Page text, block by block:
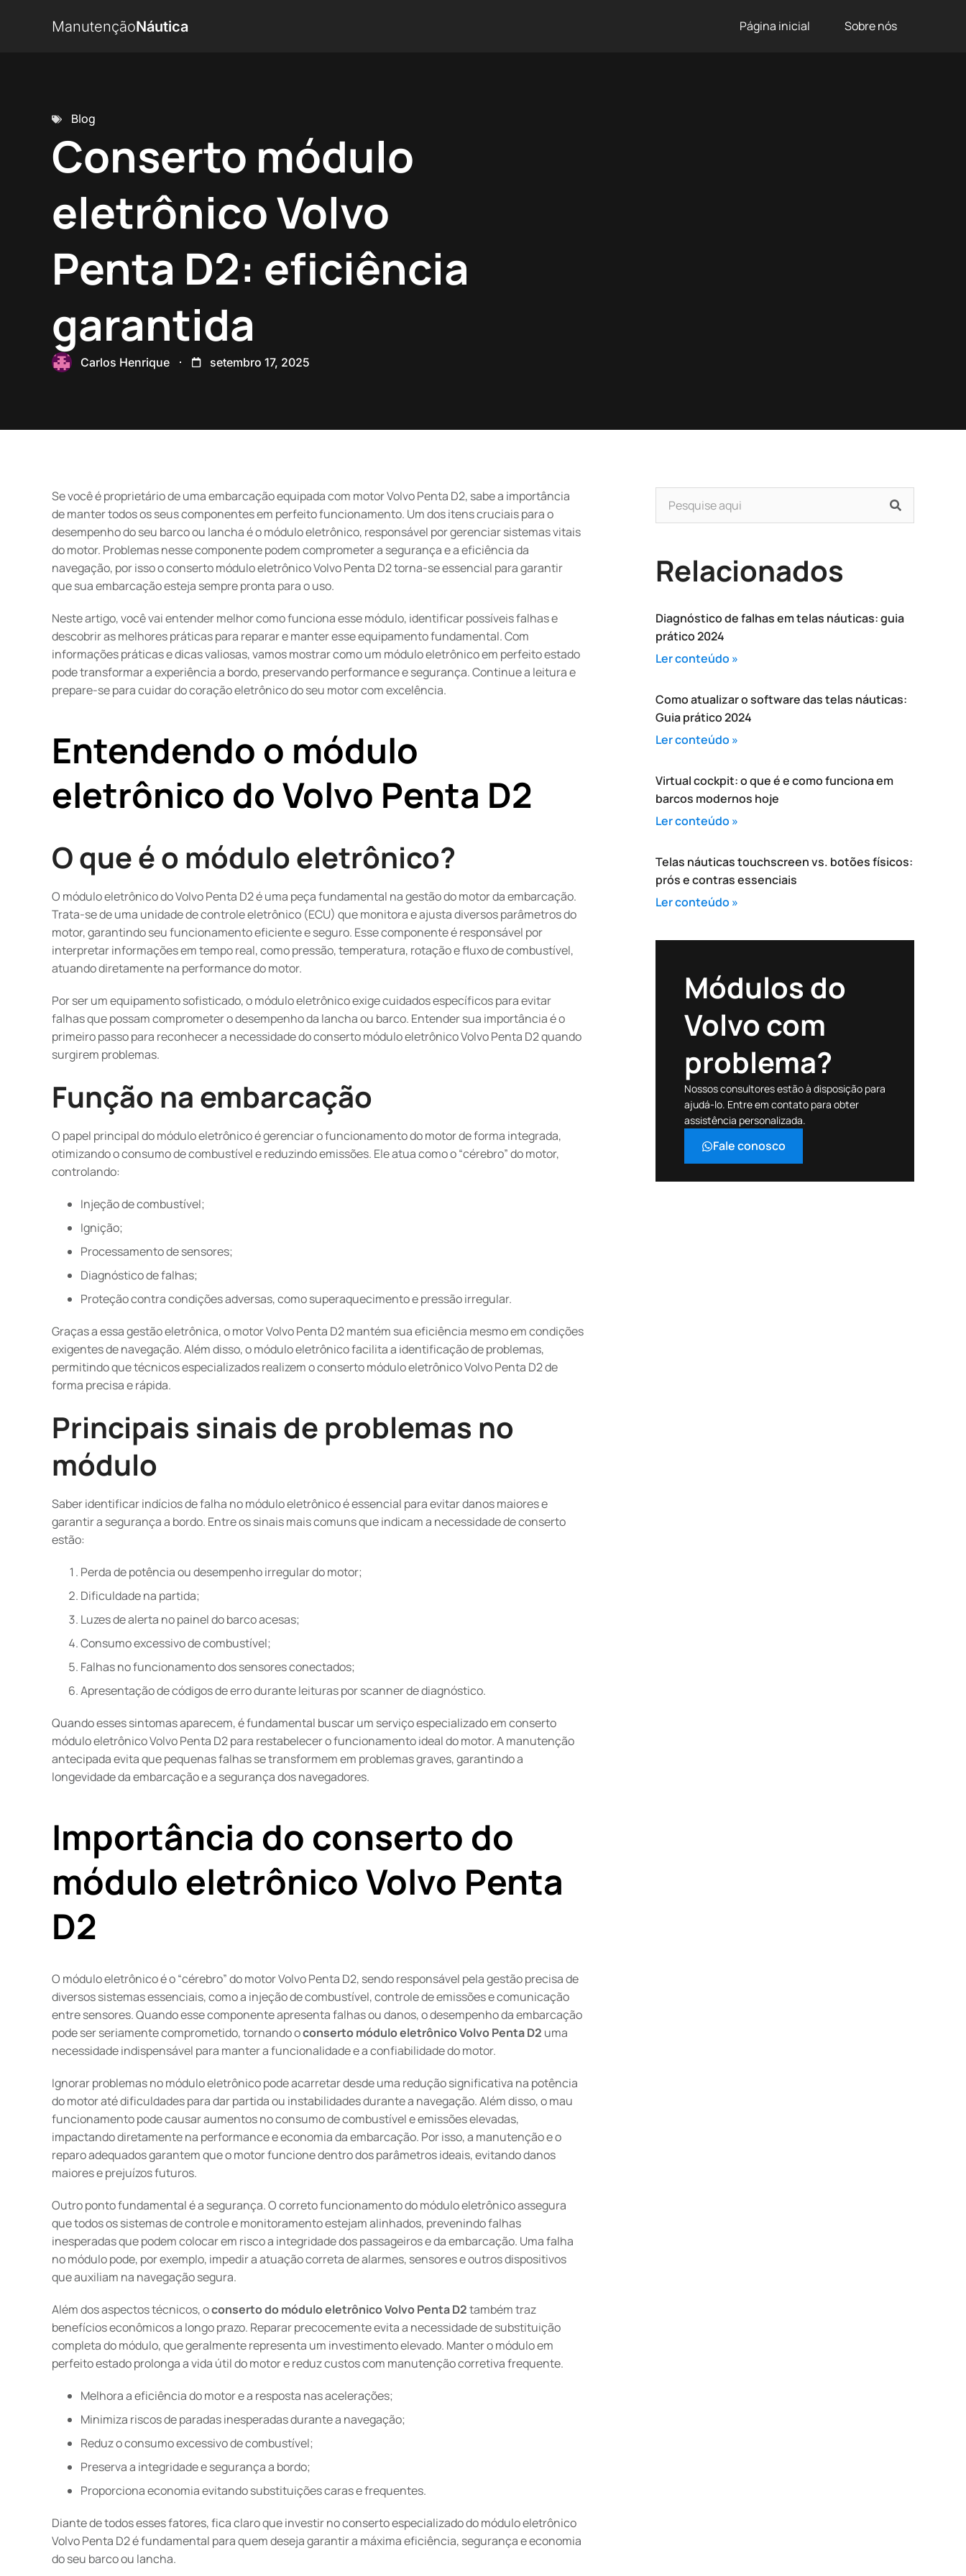
ManutençãoNáutica Página inicial Sobre nós
Blog
Conserto módulo
eletrônico Volvo
Penta D2: eficiência
garantida
Carlos Henrique setembro 17, 2025
Se você é proprietário de uma embarcação equipada com motor Volvo Penta D2, sabe a importância
de manter todos os seus componentes em perfeito funcionamento. Um dos itens cruciais para o
desempenho do seu barco ou lancha é o módulo eletrônico, responsável por gerenciar sistemas vitais
do motor. Problemas nesse componente podem comprometer a segurança e a eficiência da
navegação, por isso o conserto módulo eletrônico Volvo Penta D2 torna-se essencial para garantir
que sua embarcação esteja sempre pronta para o uso.
Neste artigo, você vai entender melhor como funciona esse módulo, identificar possíveis falhas e
descobrir as melhores práticas para reparar e manter esse equipamento fundamental. Com
informações práticas e dicas valiosas, vamos mostrar como um módulo eletrônico em perfeito estado
pode transformar a experiência a bordo, preservando performance e segurança. Continue a leitura e
prepare-se para cuidar do coração eletrônico do seu motor com excelência.
Entendendo o módulo
eletrônico do Volvo Penta D2
O que é o módulo eletrônico?
O módulo eletrônico do Volvo Penta D2 é uma peça fundamental na gestão do motor da embarcação.
Trata-se de uma unidade de controle eletrônico (ECU) que monitora e ajusta diversos parâmetros do
motor, garantindo seu funcionamento eficiente e seguro. Esse componente é responsável por
interpretar informações em tempo real, como pressão, temperatura, rotação e fluxo de combustível,
atuando diretamente na performance do motor.
Por ser um equipamento sofisticado, o módulo eletrônico exige cuidados específicos para evitar
falhas que possam comprometer o desempenho da lancha ou barco. Entender sua importância é o
primeiro passo para reconhecer a necessidade do conserto módulo eletrônico Volvo Penta D2 quando
surgirem problemas.
Função na embarcação
O papel principal do módulo eletrônico é gerenciar o funcionamento do motor de forma integrada,
otimizando o consumo de combustível e reduzindo emissões. Ele atua como o “cérebro” do motor,
controlando:
Injeção de combustível;
Ignição;
Processamento de sensores;
Diagnóstico de falhas;
Proteção contra condições adversas, como superaquecimento e pressão irregular.
Graças a essa gestão eletrônica, o motor Volvo Penta D2 mantém sua eficiência mesmo em condições
exigentes de navegação. Além disso, o módulo eletrônico facilita a identificação de problemas,
permitindo que técnicos especializados realizem o conserto módulo eletrônico Volvo Penta D2 de
forma precisa e rápida.
Principais sinais de problemas no
módulo
Saber identificar indícios de falha no módulo eletrônico é essencial para evitar danos maiores e
garantir a segurança a bordo. Entre os sinais mais comuns que indicam a necessidade de conserto
estão:
Perda de potência ou desempenho irregular do motor;
Dificuldade na partida;
Luzes de alerta no painel do barco acesas;
Consumo excessivo de combustível;
Falhas no funcionamento dos sensores conectados;
Apresentação de códigos de erro durante leituras por scanner de diagnóstico.
Quando esses sintomas aparecem, é fundamental buscar um serviço especializado em conserto
módulo eletrônico Volvo Penta D2 para restabelecer o funcionamento ideal do motor. A manutenção
antecipada evita que pequenas falhas se transformem em problemas graves, garantindo a
longevidade da embarcação e a segurança dos navegadores.
Importância do conserto do
módulo eletrônico Volvo Penta
D2
O módulo eletrônico é o “cérebro” do motor Volvo Penta D2, sendo responsável pela gestão precisa de
diversos sistemas essenciais, como a injeção de combustível, controle de emissões e comunicação
entre sensores. Quando esse componente apresenta falhas ou danos, o desempenho da embarcação
pode ser seriamente comprometido, tornando oconserto módulo eletrônico Volvo Penta D2 uma
necessidade indispensável para manter a funcionalidade e a confiabilidade do motor.
Ignorar problemas no módulo eletrônico pode acarretar desde uma redução significativa na potência
do motor até dificuldades para dar partida ou instabilidades durante a navegação. Além disso, o mau
funcionamento pode causar aumentos no consumo de combustível e emissões elevadas,
impactando diretamente na performance e economia da embarcação. Por isso, a manutenção e o
reparo adequados garantem que o motor funcione dentro dos parâmetros ideais, evitando danos
maiores e prejuízos futuros.
Outro ponto fundamental é a segurança. O correto funcionamento do módulo eletrônico assegura
que todos os sistemas de controle e monitoramento estejam alinhados, prevenindo falhas
inesperadas que podem colocar em risco a integridade dos passageiros e da embarcação. Uma falha
no módulo pode, por exemplo, impedir a atuação correta de alarmes, sensores e outros dispositivos
que auxiliam na navegação segura.
Além dos aspectos técnicos, oconserto do módulo eletrônico Volvo Penta D2também traz
benefícios econômicos a longo prazo. Reparar precocemente evita a necessidade de substituição
completa do módulo, que geralmente representa um investimento elevado. Manter o módulo em
perfeito estado prolonga a vida útil do motor e reduz custos com manutenção corretiva frequente.
Melhora a eficiência do motor e a resposta nas acelerações;
Minimiza riscos de paradas inesperadas durante a navegação;
Reduz o consumo excessivo de combustível;
Preserva a integridade e segurança a bordo;
Proporciona economia evitando substituições caras e frequentes.
Diante de todos esses fatores, fica claro que investir no conserto especializado do módulo eletrônico
Volvo Penta D2 é fundamental para quem deseja garantir a máxima eficiência, segurança e economia
do seu barco ou lancha.
Relacionados
Diagnóstico de falhas em telas náuticas: guia
prático 2024
Ler conteúdo »
Como atualizar o software das telas náuticas:
Guia prático 2024
Ler conteúdo »
Virtual cockpit: o que é e como funciona em
barcos modernos hoje
Ler conteúdo »
Telas náuticas touchscreen vs. botões físicos:
prós e contras essenciais
Ler conteúdo »
Módulos do
Volvo com
problema?
Nossos consultores estão à disposição para
ajudá-lo. Entre em contato para obter
assistência personalizada.
Fale conosco